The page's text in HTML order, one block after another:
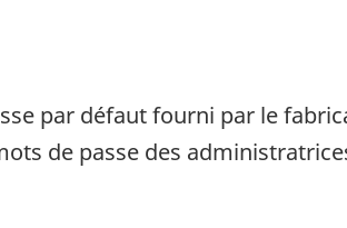
par défaut fourni par le
de passe des